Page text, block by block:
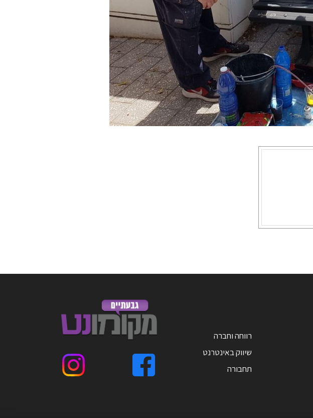
רווחה וחברה
שיווק באינטרנט
תחבורה